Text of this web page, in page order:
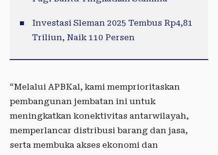
Investasi Sleman 2025 Tembus Rp4,81
Triliun, Naik 110 Persen
“Melalui APBKal, kami memprioritaskan
pembangunan jembatan ini untuk
meningkatkan konektivitas antarwilayah,
memperlancar distribusi barang dan jasa,
serta membuka akses ekonomi dan